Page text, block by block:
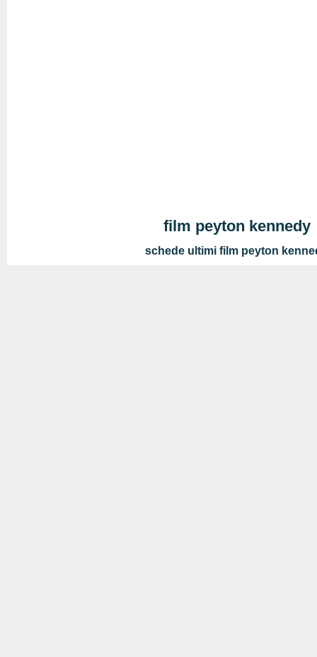
film peyton kennedy
schede ultimi film peyton